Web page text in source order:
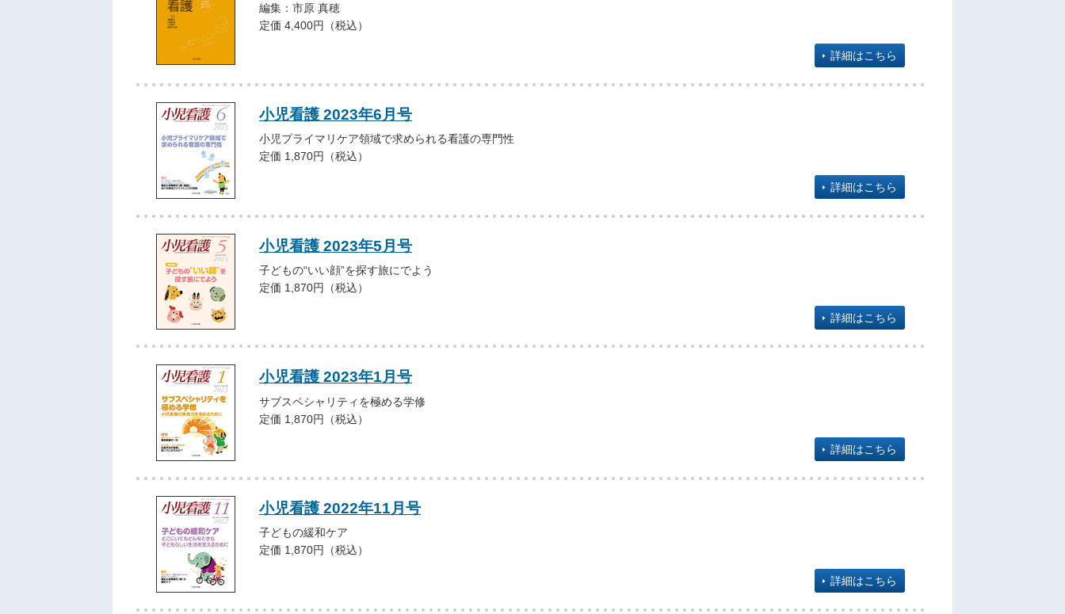
編集：市原 真穂
定価 4,400円（税込）
詳細はこちら
小児看護 2023年6月号
小児プライマリケア領域で求められる看護の専門性
定価 1,870円（税込）
詳細はこちら
小児看護 2023年5月号
子どもの“いい顔”を探す旅にでよう
定価 1,870円（税込）
詳細はこちら
小児看護 2023年1月号
サブスペシャリティを極める学修
定価 1,870円（税込）
詳細はこちら
小児看護 2022年11月号
子どもの緩和ケア
定価 1,870円（税込）
詳細はこちら